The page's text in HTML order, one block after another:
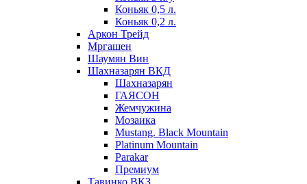
Коньяк 0,5 л.
Коньяк 0,2 л.
Аркон Трейд
Мргашен
Шаумян Вин
Шахназарян ВКД
Шахназарян
ГАЯСОН
Жемчужина
Мозаика
Mustang. Black Mountain
Platinum Mountain
Parakar
Премиум
Тавинко ВКЗ